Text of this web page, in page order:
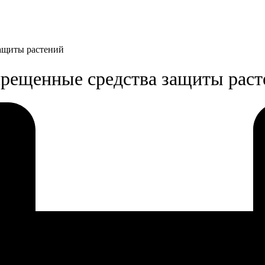
растений
средства защиты